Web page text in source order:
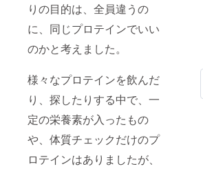
りの目的は、全員違うの
に、同じプロテインでいい
のかと考えました。
様々なプロテインを飲んだ
り、探したりする中で、一
定の栄養素が入ったもの
や、体質チェックだけのプ
ロテインはありましたが、